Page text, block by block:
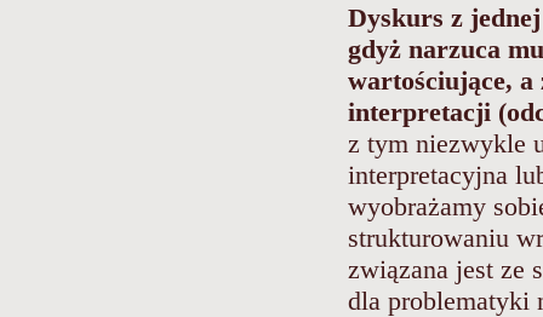
Dyskurs z
gdyż narzuca
wartościujące, a
interpretacji
z tym niezwykle
interpretacyjna
wyobrażamy
strukturowaniu
związana jest ze
dla problematyki